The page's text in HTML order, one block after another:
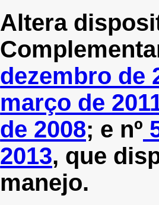
Altera
dezembro de
março de
de 2008; e nº
2013, que
manejo.